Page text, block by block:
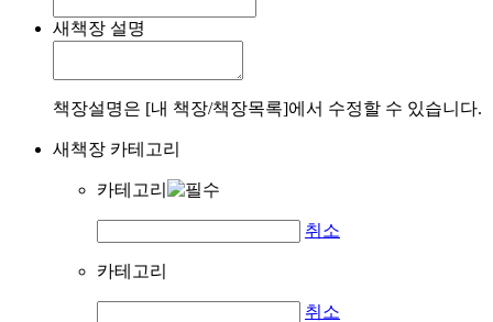
새책장 설명
책장설명은 [내 책장/책장목록]에서 수정할 수 있습니다.
새책장 카테고리
카테고리
취소
카테고리
취소